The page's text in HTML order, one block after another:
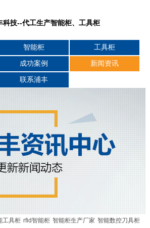
科技--代工生产智能柜、工具柜
智能柜 工具柜
成功案例 新闻资讯
联系浦丰
工具柜 rfid智能柜 智能柜生产厂家 智能数控刀具柜